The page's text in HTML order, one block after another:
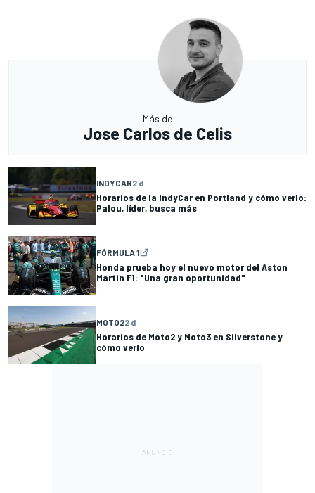
Más de
Jose Carlos de Celis
INDYCAR2 d
Horarios de la IndyCar en Portland y cómo verlo:
Palou, líder, busca más
FÓRMULA 1
Honda prueba hoy el nuevo motor del Aston
Martin F1: "Una gran oportunidad"
MOTO22 d
Horarios de Moto2 y Moto3 en Silverstone y
cómo verlo